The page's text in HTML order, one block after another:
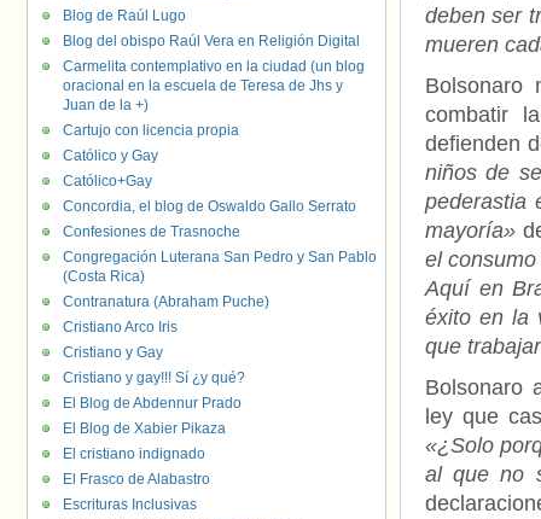
deben ser
mueren
Bolsonaro
combatir
defienden
niños de
pederastia
mayoría»
el
Aquí en
éxito en la
que
Bolsonaro
ley que
«¿Solo
al que no
Blog de Raúl Lugo
Blog del obispo Raúl Vera en Religión Digital
Carmelita contemplativo en la ciudad (un blog
oracional en la escuela de Teresa de Jhs y
Juan de la +)
Cartujo con licencia propia
Católico y Gay
Católico+Gay
Concordia, el blog de Oswaldo Gallo Serrato
Confesiones de Trasnoche
Congregación Luterana San Pedro y San Pablo
(Costa Rica)
Contranatura (Abraham Puche)
Cristiano Arco Iris
Cristiano y Gay
Cristiano y gay!!! Sí ¿y qué?
El Blog de Abdennur Prado
El Blog de Xabier Pikaza
El cristiano indignado
El Frasco de Alabastro
Escrituras Inclusivas